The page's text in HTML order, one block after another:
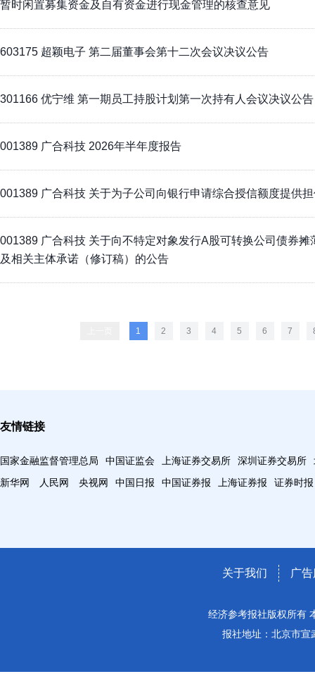
暂时闲置募集资金及自有资金进行现金管理的核查意见
603175 超颖电子 第二届董事会第十二次会议决议公告
301166 优宁维 第一期员工持股计划第一次持有人会议决议公告
001389 广合科技 2026年半年度报告
001389 广合科技 关于为子公司向银行申请综合授信额度提供
001389 广合科技 关于向不特定对象发行A股可转换公司债券摊
及相关主体承诺（修订稿）的公告
1 2 3 4 5 6 7